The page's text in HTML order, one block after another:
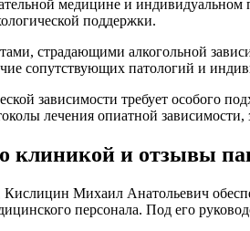
медицине и
поддержки.
страдающими алкогольной
сопутствующих патологий и
зависимости требует особого
лечения опиатной
клиникой и отзывы
Кислицин Михаил Анатольевич
персонала. Под его